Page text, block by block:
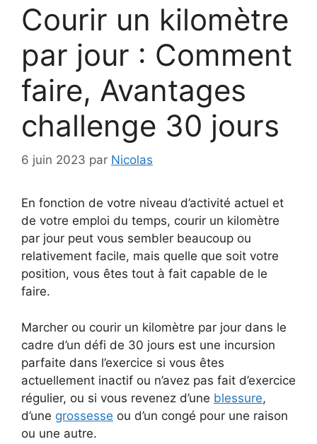
Courir un kilomètre
par jour : Comment
faire, Avantages
challenge 30 jours
6 juin 2023 par Nicolas
En fonction de votre niveau d’activité actuel et
de votre emploi du temps, courir un kilomètre
par jour peut vous sembler beaucoup ou
relativement facile, mais quelle que soit votre
position, vous êtes tout à fait capable de le
faire.
Marcher ou courir un kilomètre par jour dans le
cadre d’un défi de 30 jours est une incursion
parfaite dans l’exercice si vous êtes
actuellement inactif ou n’avez pas fait d’exercice
régulier, ou si vous revenez d’une blessure,
d’une grossesse ou d’un congé pour une raison
ou une autre.